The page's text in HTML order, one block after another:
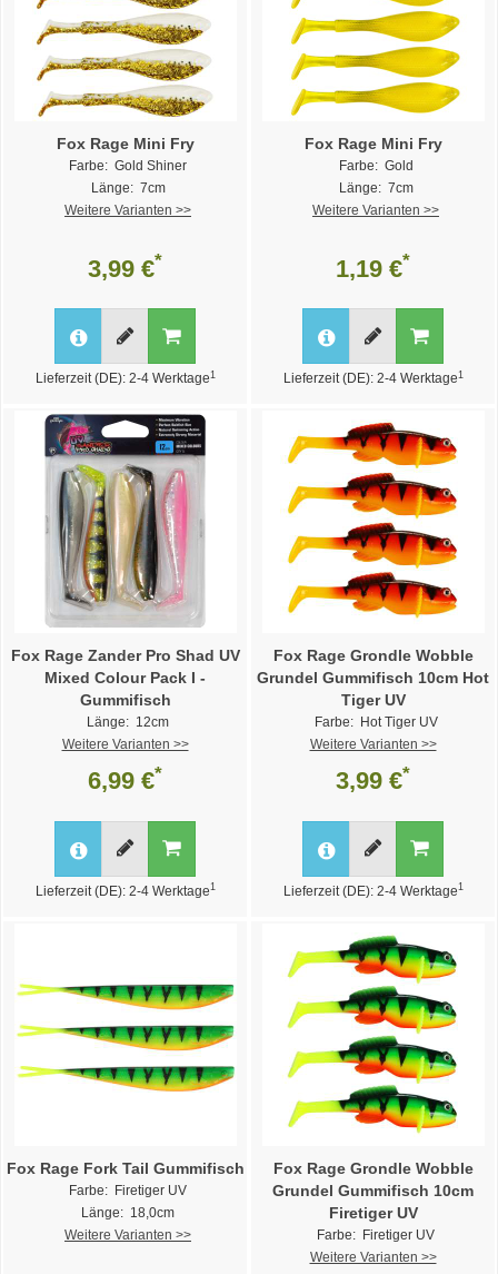
Fox Rage Mini Fry
Farbe: Gold Shiner
Länge: 7cm
Weitere Varianten >>
3,99 €*
Lieferzeit (DE): 2-4 Werktage 1
Fox Rage Mini Fry
Farbe: Gold
Länge: 7cm
Weitere Varianten >>
1,19 €*
Lieferzeit (DE): 2-4 Werktage 1
Fox Rage Zander Pro Shad UV
Mixed Colour Pack I -
Gummifisch
Länge: 12cm
Weitere Varianten >>
6,99 €*
Lieferzeit (DE): 2-4 Werktage1
Fox Rage Grondle Wobble
Grundel Gummifisch 10cm Hot
Tiger UV
Farbe: Hot Tiger UV
Weitere Varianten >>
3,99 €*
Lieferzeit (DE): 2-4 Werktage1
Fox Rage Fork Tail Gummifisch
Farbe: Firetiger UV
Länge: 18,0cm
Weitere Varianten >>
Fox Rage Grondle Wobble
Grundel Gummifisch 10cm
Firetiger UV
Farbe: Firetiger UV
Weitere Varianten >>